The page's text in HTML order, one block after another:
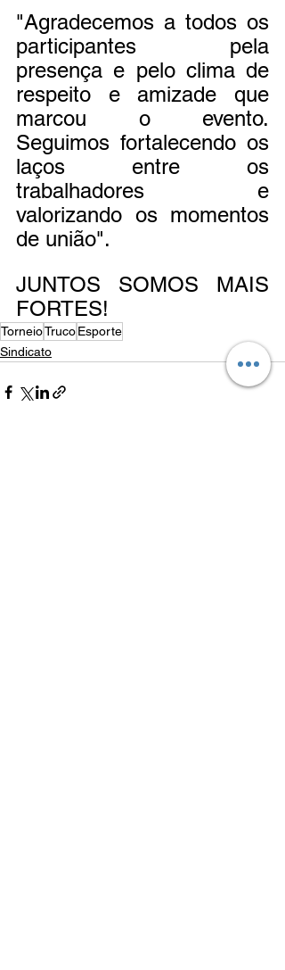
"Agradecemos a todos os
participantes pela
presença e pelo clima de
respeito e amizade que
marcou o evento.
Seguimos fortalecendo os
laços entre os
trabalhadores e
valorizando os momentos
de união".
JUNTOS SOMOS MAIS
FORTES!
TorneioTrucoEsporte
Sindicato